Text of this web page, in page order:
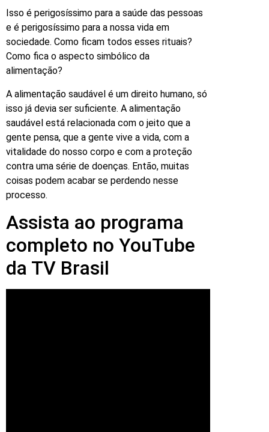
Isso é perigosíssimo para a saúde das pessoas
e é perigosíssimo para a nossa vida em
sociedade. Como ficam todos esses rituais?
Como fica o aspecto simbólico da
alimentação?
A alimentação saudável é um direito humano, só
isso já devia ser suficiente. A alimentação
saudável está relacionada com o jeito que a
gente pensa, que a gente vive a vida, com a
vitalidade do nosso corpo e com a proteção
contra uma série de doenças. Então, muitas
coisas podem acabar se perdendo nesse
processo.
Assista ao programa
completo no YouTube
da TV Brasil